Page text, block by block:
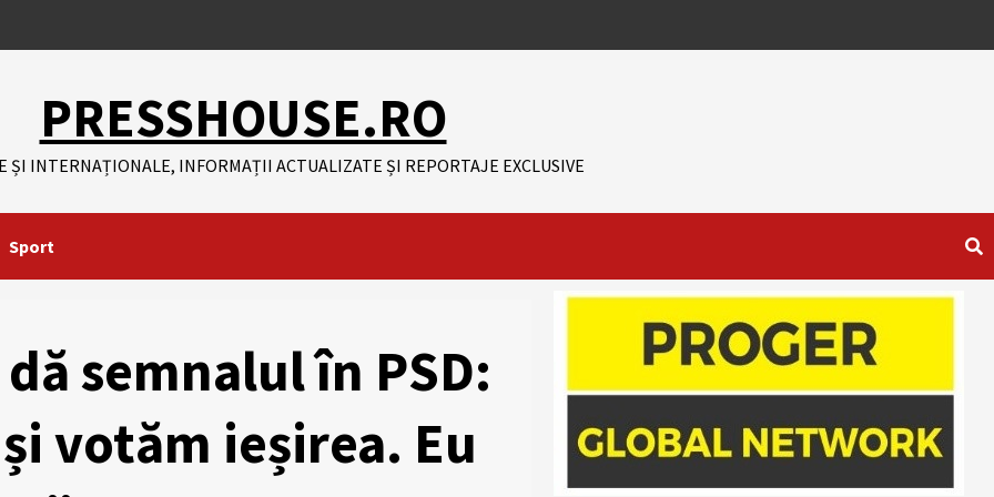
PRESSHOUSE.RO
ȘI INTERNAȚIONALE, INFORMAȚII ACTUALIZATE ȘI REPORTAJE EXCLUSIVE
Sport
semnalul în PSD:
votăm ieșirea. Eu